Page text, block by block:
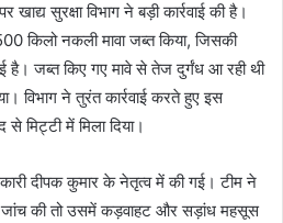
खाद्य सुरक्षा विभाग ने बड़ी कार्रवाई की है।
किलो नकली मावा जब्त किया, जिसकी
जब्त किए गए मावे से तेज दुर्गंध आ रही थी
विभाग ने तुरंत कार्रवाई करते हुए इस
मिट्टी में मिला दिया।
दीपक कुमार के नेतृत्व में की गई। टीम ने
की तो उसमें कड़वाहट और सड़ांध महसूस